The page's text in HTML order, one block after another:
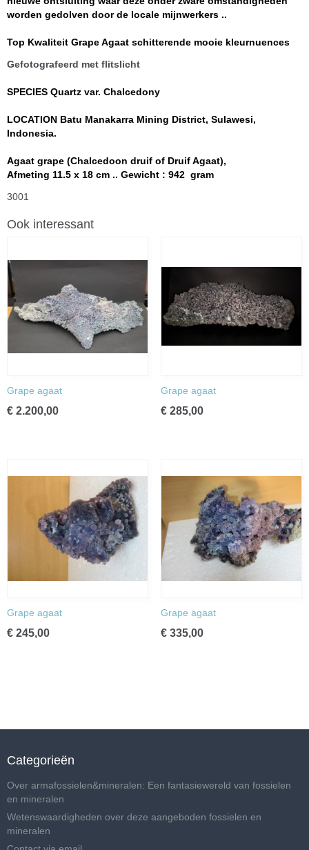
worden gedolven door de locale mijnwerkers ..
Top Kwaliteit Grape Agaat schitterende mooie kleurnuences
Gefotografeerd met flitslicht
SPECIES Quartz var. Chalcedony
LOCATION Batu Manakarra Mining District, Sulawesi,
Indonesia.
Agaat grape (Chalcedoon druif of Druif Agaat),
Afmeting 11.5 x 18 cm .. Gewicht : 942 gram
3001
Ook interessant
Grape agaat
€ 2.200,00
Grape agaat
€ 285,00
Grape agaat
€ 245,00
Grape agaat
€ 335,00
Categorieën
Over armafossielen&mineralen: Een fantasiewereld van fossielen
en mineralen
Wetenswaardigheden over deze aangeboden fossielen en
mineralen